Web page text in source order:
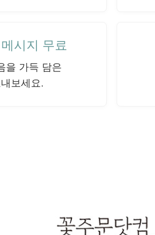
시지 무료
을 가득 담은
보세요.